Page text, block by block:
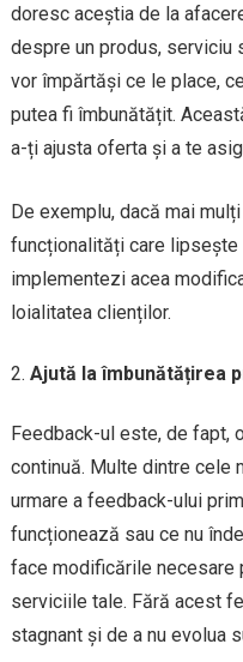
doresc aceștia de la
despre un produs,
vor împărtăși ce le place,
putea fi îmbunătățit.
a-ți ajusta oferta și a te
De exemplu, dacă mai
funcționalități care lipsește
implementezi acea
loialitatea clienților.
Ajută la îmbunătățirea
Feedback-ul este, de fapt,
continuă. Multe dintre cele
urmare a feedback-ului
funcționează sau ce nu
face modificările necesare
serviciile tale. Fără acest
stagnant și de a nu evolua